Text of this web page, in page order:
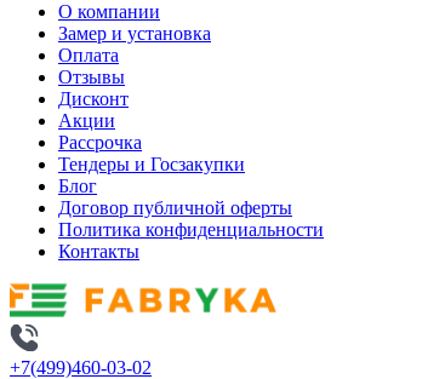
О компании
Замер и установка
Оплата
Отзывы
Дисконт
Акции
Рассрочка
Тендеры и Госзакупки
Блог
Договор публичной оферты
Политика конфиденциальности
Контакты
+7(499)460-03-02